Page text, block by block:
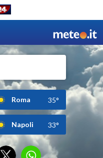
Roma 35°
Napoli 33°